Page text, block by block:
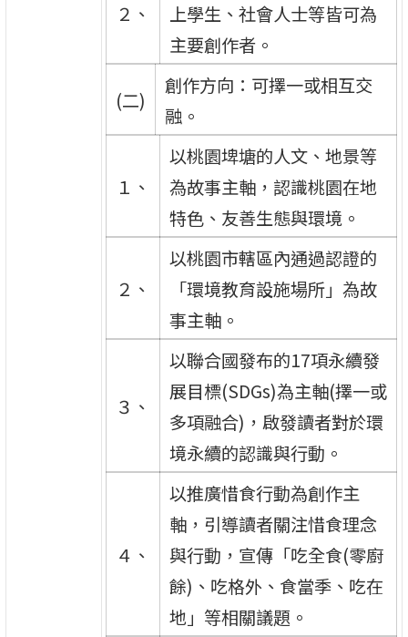
２、
上學生、社會人士等皆可為
主要創作者。
(二)
創作方向：可擇一或相互交
融。
１、
以桃園埤塘的人文、地景等
為故事主軸，認識桃園在地
特色、友善生態與環境。
２、
以桃園市轄區內通過認證的
「環境教育設施場所」為故
事主軸。
３、
以聯合國發布的17項永續發
展目標(SDGs)為主軸(擇一或
多項融合)，啟發讀者對於環
境永續的認識與行動。
４、
以推廣惜食行動為創作主
軸，引導讀者關注惜食理念
與行動，宣傳「吃全食(零廚
餘)、吃格外、食當季、吃在
地」等相關議題。